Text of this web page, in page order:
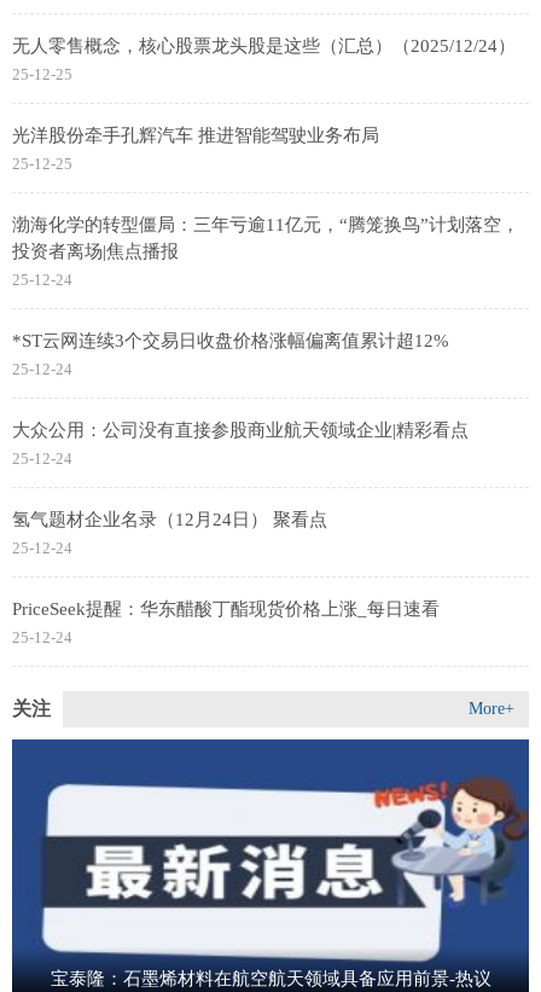
无人零售概念，核心股票龙头股是这些（汇总）（2025/12/24）
25-12-25
光洋股份牵手孔辉汽车 推进智能驾驶业务布局
25-12-25
渤海化学的转型僵局：三年亏逾11亿元，“腾笼换鸟”计划落空，
投资者离场|焦点播报
25-12-24
*ST云网连续3个交易日收盘价格涨幅偏离值累计超12%
25-12-24
大众公用：公司没有直接参股商业航天领域企业|精彩看点
25-12-24
氢气题材企业名录（12月24日） 聚看点
25-12-24
PriceSeek提醒：华东醋酸丁酯现货价格上涨_每日速看
25-12-24
关注 More+
宝泰隆：石墨烯材料在航空航天领域具备应用前景-热议